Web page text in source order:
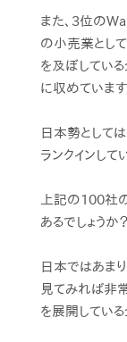
また、3位の
の小売業とし
を及ぼしてい
に収めています
日本勢として
ランクインして
上記の100社
あるでしょうか？
日本ではあま
見てみれば非
を展開してい